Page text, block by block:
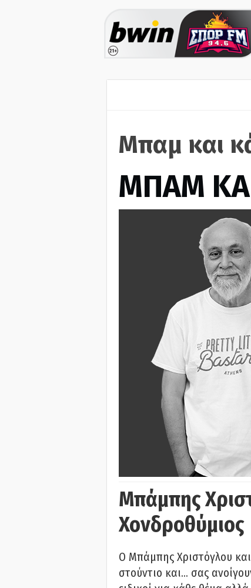
Μπαμ και
ΜΠΑΜ
Μπάμπης
Χονδροθύμιος
O Μπάμπης Χριστόγλου
στούντιο και… σας